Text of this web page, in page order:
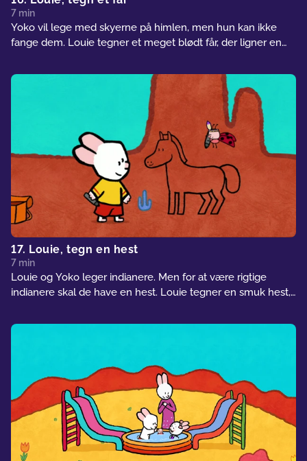
7 min
Yoko vil lege med skyerne på himlen, men hun kan ikke
fange dem. Louie tegner et meget blødt får, der ligner en
travlt med at beskytte sin smukke uld...
17. Louie, tegn en hest
7 min
Louie og Yoko leger indianere. Men for at være rigtige
indianere skal de have en hest. Louie tegner en smuk hest,
flere kneb i ærmet til at prøve at fange den!